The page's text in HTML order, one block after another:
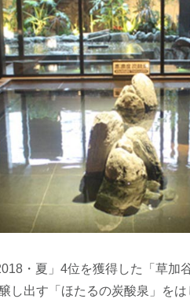
・夏」4位を獲得した「草加
し出す「ほたるの炭酸泉」を